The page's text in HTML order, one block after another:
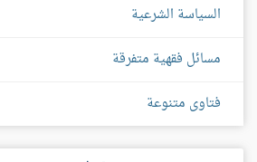
السياسة الشرعية
مسائل فقهية متفرقة
فتاوى متنوعة